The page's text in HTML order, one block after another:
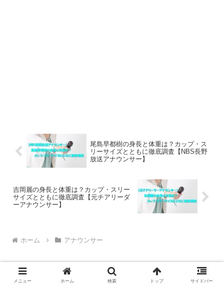
尾島早都樹の身長と体重は？カップ・ス
リーサイズとともに徹底調査【NBS長野
放送アナウンサー】
吉岡麗の身長と体重は？カップ・スリー
サイズとともに徹底調査【元チアリーダ
ーアナウンサー】
ホーム アナウンサー
メニュー ホーム 検索 トップ サイドバー